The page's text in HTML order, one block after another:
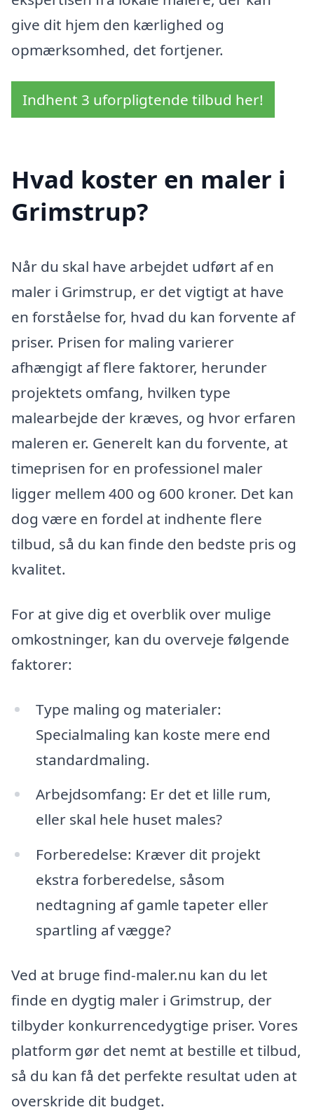
give dit hjem den kærlighed og
opmærksomhed, det fortjener.
Indhent 3 uforpligtende tilbud her!
Hvad koster en maler i
Grimstrup?
Når du skal have arbejdet udført af en
maler i Grimstrup, er det vigtigt at have
en forståelse for, hvad du kan forvente af
priser. Prisen for maling varierer
afhængigt af flere faktorer, herunder
projektets omfang, hvilken type
malearbejde der kræves, og hvor erfaren
maleren er. Generelt kan du forvente, at
timeprisen for en professionel maler
ligger mellem 400 og 600 kroner. Det kan
dog være en fordel at indhente flere
tilbud, så du kan finde den bedste pris og
kvalitet.
For at give dig et overblik over mulige
omkostninger, kan du overveje følgende
faktorer:
Type maling og materialer:
Specialmaling kan koste mere end
standardmaling.
Arbejdsomfang: Er det et lille rum,
eller skal hele huset males?
Forberedelse: Kræver dit projekt
ekstra forberedelse, såsom
nedtagning af gamle tapeter eller
spartling af vægge?
Ved at bruge find-maler.nu kan du let
finde en dygtig maler i Grimstrup, der
tilbyder konkurrencedygtige priser. Vores
platform gør det nemt at bestille et tilbud,
så du kan få det perfekte resultat uden at
overskride dit budget.